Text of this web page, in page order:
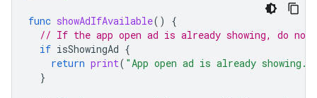
func showAdIfAvailable()
{
// If the app open ad is already showing, do not
if isShowingAd {
return print( "App open ad is already showing."
}